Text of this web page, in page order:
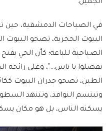
الجميل.
في الصباحات الدمشقية، حين
البيوت الحجرية، تصحو البيوت
الصباحية للباعة؛ كأن الحي
تفضلوا يا ناس…"، وعلى رائحة
الطين، تصحو جدران البيوت
وتبتسم النوافذ، وتتنهد
يسكنه الناس، بل هو مكان